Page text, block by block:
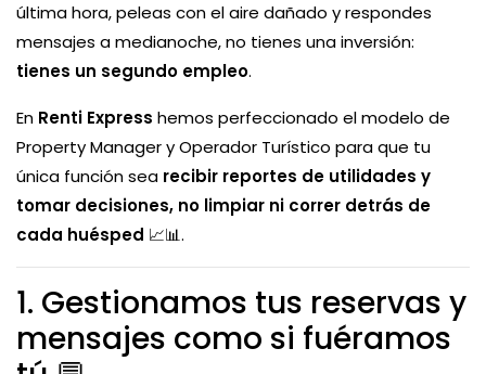
última hora, peleas con el aire dañado y respondes
mensajes a medianoche, no tienes una inversión:
tienes un segundo empleo.
En Renti Express hemos perfeccionado el modelo de
Property Manager y Operador Turístico para que tu
única función sea recibir reportes de utilidades y
tomar decisiones, no limpiar ni correr detrás de
cada huésped 📈📊.
1. Gestionamos tus reservas y
mensajes como si fuéramos